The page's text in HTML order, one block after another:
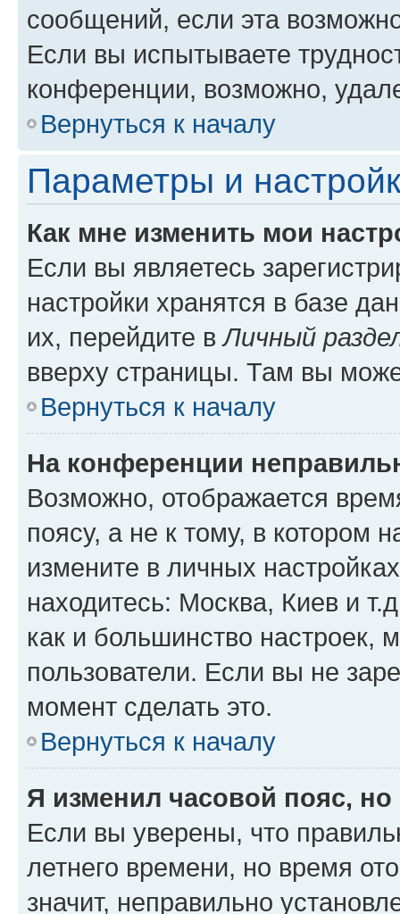
сообщений, если эта
Если вы испытываете
конференции, возможно,
Вернуться к началу
Параметры и
Как мне изменить мои
Если вы являетесь
настройки хранятся в базе
их, перейдите вЛичный
вверху страницы. Там вы
Вернуться к началу
На конференции
Возможно, отображается
поясу, а не к тому, в котором
измените в личных
находитесь: Москва, Киев и
как и большинство настроек,
пользователи. Если вы не
момент сделать это.
Вернуться к началу
Я изменил часовой пояс,
Если вы уверены, что
летнего времени, но время
значит, неправильно